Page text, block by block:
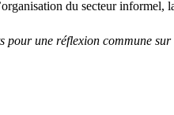
du secteur
une réflexion commune